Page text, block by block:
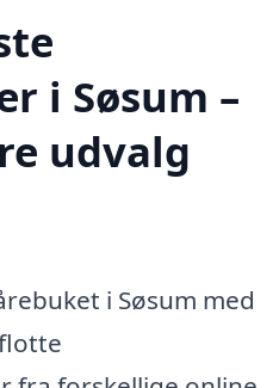
i Søsum –
udvalg
i Søsum med